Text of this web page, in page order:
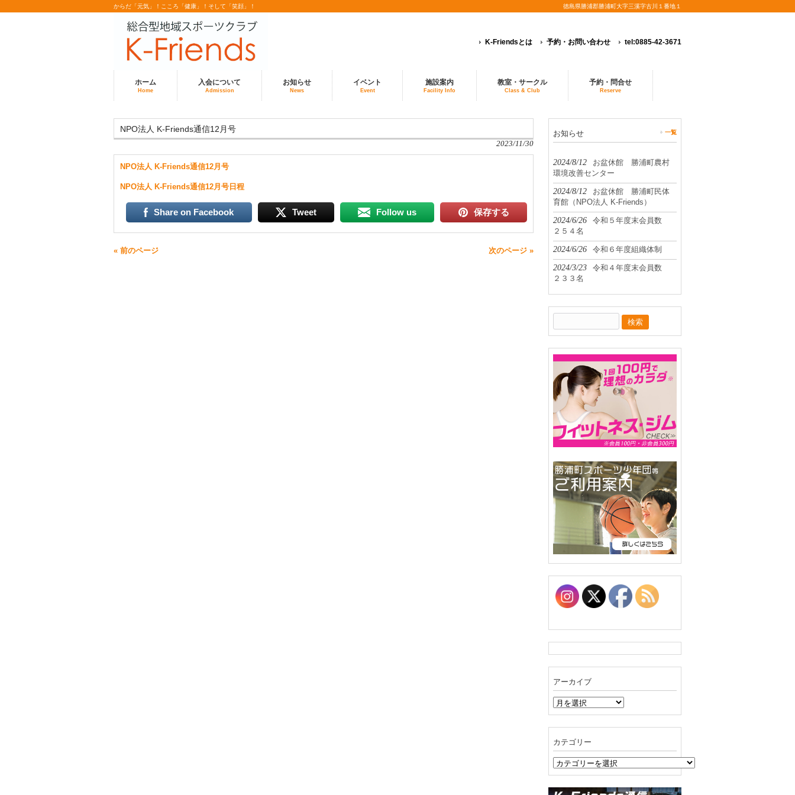
からだ「元気」！こころ「健康」！そして「笑顔」！ 徳島県勝浦郡勝浦町大字三溪字古川１番地１
K-Friendsとは 予約・お問い合わせ tel:0885-42-3671
ホーム
Home
入会について
Admission
お知らせ
News
イベント
Event
施設案内
Facility Info
教室・サークル
Class & Club
予約・問合せ
Reserve
NPO法人 K-Friends通信12月号
2023/11/30
NPO法人 K-Friends通信12月号
NPO法人 K-Friends通信12月号日程
Share on Facebook Tweet Follow us 保存する
« 前のページ 次のページ »
お知らせ 一覧
2024/8/12
お盆休館 勝浦町農村
環境改善センター
2024/8/12
お盆休館 勝浦町民体
育館（NPO法人 K-Friends）
2024/6/26
令和５年度末会員数
２５４名
2024/6/26 令和６年度組織体制
2024/3/23
令和４年度末会員数
２３３名
索:
アーカイブ
ア
ー
ブ
カテゴリー
カ
テ